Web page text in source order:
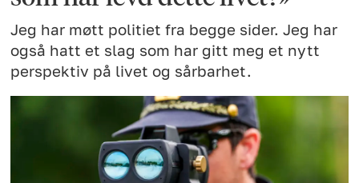
Jeg har møtt politiet fra begge sider. Jeg har
også hatt et slag som har gitt meg et nytt
perspektiv på livet og sårbarhet.